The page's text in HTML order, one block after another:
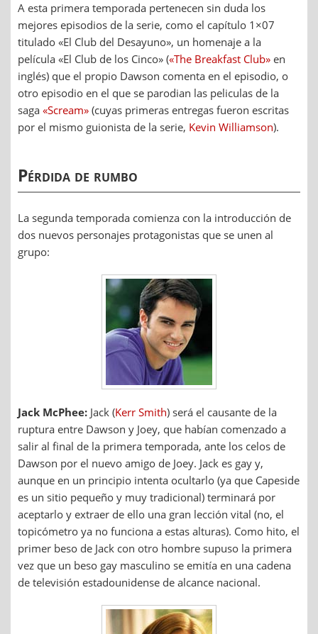
A esta primera temporada pertenecen sin duda los
mejores episodios de la serie, como el capítulo 1×07
titulado «El Club del Desayuno», un homenaje a la
película «El Club de los Cinco» («The Breakfast Club» en
inglés) que el propio Dawson comenta en el episodio, o
otro episodio en el que se parodian las peliculas de la
saga «Scream» (cuyas primeras entregas fueron escritas
por el mismo guionista de la serie, Kevin Williamson).
Pérdida de rumbo
La segunda temporada comienza con la introducción de
dos nuevos personajes protagonistas que se unen al
grupo:
Jack McPhee: Jack (Kerr Smith) será el causante de la
ruptura entre Dawson y Joey, que habían comenzado a
salir al final de la primera temporada, ante los celos de
Dawson por el nuevo amigo de Joey. Jack es gay y,
aunque en un principio intenta ocultarlo (ya que Capeside
es un sitio pequeño y muy tradicional) terminará por
aceptarlo y extraer de ello una gran lección vital (no, el
topicómetro ya no funciona a estas alturas). Como hito, el
primer beso de Jack con otro hombre supuso la primera
vez que un beso gay masculino se emitía en una cadena
de televisión estadounidense de alcance nacional.